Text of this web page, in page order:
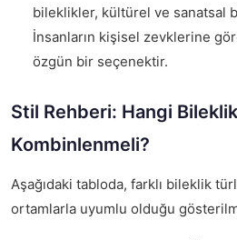
bileklikler, kültürel ve sanatsal
İnsanların kişisel zevklerine
özgün bir seçenektir.
Stil Rehberi: Hangi
Kombinlenmeli?
Aşağıdaki tabloda, farklı bileklik
ortamlarla uyumlu olduğu